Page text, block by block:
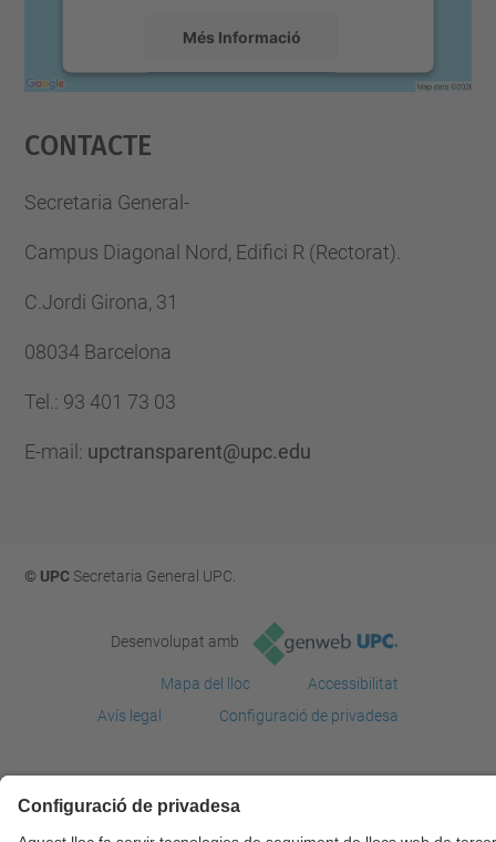
Més Informació
Accepta
powered by
Contacte
Secretaria General-
Campus Diagonal Nord, Edifici R (Rectorat).
C.Jordi Girona, 31
08034 Barcelona
Tel. : 93 401 73 03
E-mail : upctransparent@upc.edu
© UPCSecretaria General UPC.
Desenvolupat amb
Mapa del lloc
Accessibilitat
Avís legal
Configuració de privadesa